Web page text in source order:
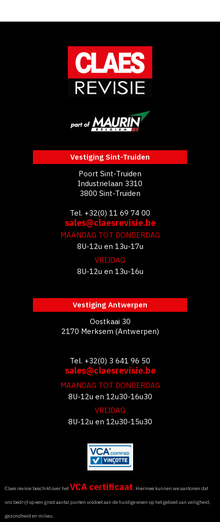
Vestiging Sint-Truiden
Poort Sint-Truiden
Industrielaan 3310
3800 Sint-Truiden
Tel. +32(0) 11 69 74 00
sales@claesrevisie.be
MAANDAG TOT DONDERDAG
8U-12u en 13u-17u
VRIJDAG
8U-12u en 13u-16u
Vestiging Antwerpen
Oostkaai 30
2170 Merksem (Antwerpen)
Tel. +32(0) 3 641 96 50
sales@claesrevisie.be
MAANDAG TOT DONDERDAG
8U-12u en 12u30-16u30
VRIJDAG
8U-12u en 12u30-15u30
Claes revisie beschikt over hetVCA certificaat. Hiermee kunnen we aantonen dat
ons bedrijf op een groot aantal punten voldoet aan de huidige eisen op het gebied van veiligheid,
gezondheid en milieu.